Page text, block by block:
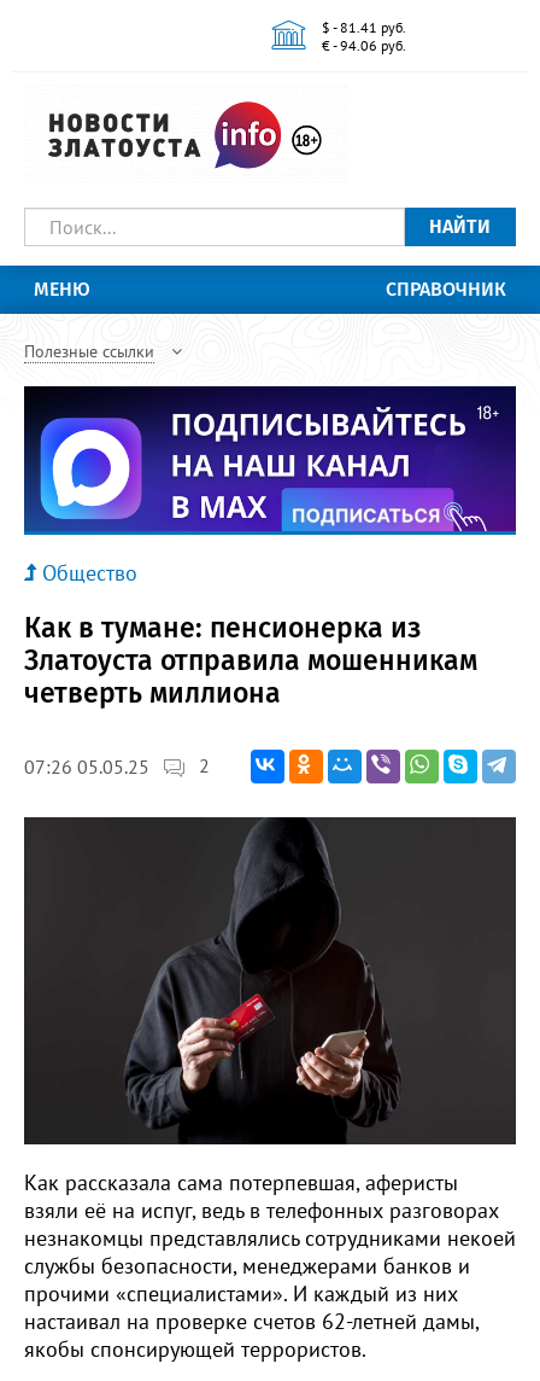
$ - 81.41 руб.
€ - 94.06 руб.
НАЙТИ
МЕНЮ СПРАВОЧНИК
Полезные ссылки
Общество
Как в тумане: пенсионерка из
Златоуста отправила мошенникам
четверть миллиона
07:26 05.05.25 2
Как рассказала сама потерпевшая, аферисты
взяли её на испуг, ведь в телефонных разговорах
незнакомцы представлялись сотрудниками некоей
службы безопасности, менеджерами банков и
прочими «специалистами». И каждый из них
настаивал на проверке счетов 62-летней дамы,
якобы спонсирующей террористов.